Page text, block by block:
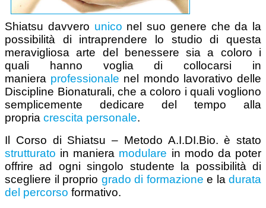
Shiatsu davvero unico nel suo genere che da la
possibilità di intraprendere lo studio di questa
meravigliosa arte del benessere sia a coloro i
quali hanno voglia di collocarsi in
maniera professionale nel mondo lavorativo delle
Discipline Bionaturali, che a coloro i quali vogliono
semplicemente dedicare del tempo alla
propria crescita personale.
Il Corso di Shiatsu – Metodo A.I.DI.Bio. è stato
strutturato in maniera modulare in modo da poter
offrire ad ogni singolo studente la possibilità di
scegliere il proprio grado di formazione e la durata
del percorso formativo.